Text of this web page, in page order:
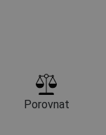
Porovnat